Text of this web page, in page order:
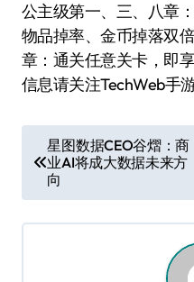
公主级第一、三、八章
物品掉率、金币掉落双
章：通关任意关卡，即
信息请关注TechWeb手游
章
导
航
星图数据CEO谷熠：商
业AI将成大数据未来方
向